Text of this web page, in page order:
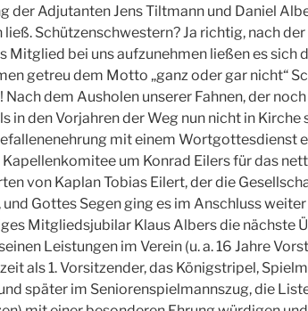
der Adjutanten Jens Tiltmann und Daniel
Schützenschwestern? Ja richtig, nach
Mitglied bei uns aufzunehmen ließen es sich
getreu dem Motto „ganz oder gar nicht“
dem Ausholen unserer Fahnen, der
in den Vorjahren der Weg nun nicht in
mit einem Wortgottesdienst
Kapellenkomitee um Konrad Eilers für das
von Kaplan Tobias Eilert, der die
Gottes Segen ging es im Anschluss
Mitgliedsjubilar Klaus Albers die nächste
Leistungen im Verein (u. a. 16 Jahre
als 1. Vorsitzender, das Königstripel,
später im Seniorenspielmannszug, die